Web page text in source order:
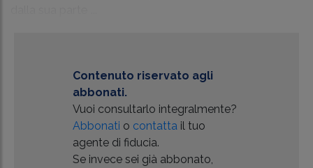
Contenuto riservato agli
abbonati.
Vuoi consultarlo integralmente?
Abbonati o contatta il tuo
agente di fiducia.
Se invece sei già abbonato,